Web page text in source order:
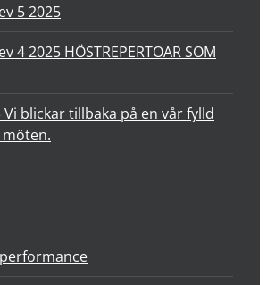
5 2025
4 2025 HÖSTREPERTOAR SOM
blickar tillbaka på en vår fylld